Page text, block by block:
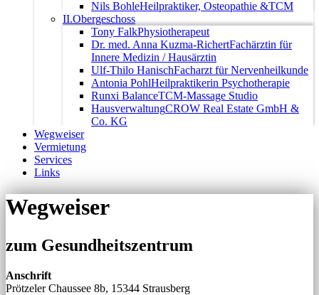
Nils BohleHeilpraktiker, Osteopathie &TCM
II.Obergeschoss
Tony FalkPhysiotherapeut
Dr. med. Anna Kuzma-RichertFachärztin für
Innere Medizin / Hausärztin
Ulf-Thilo HanischFacharzt für Nervenheilkunde
Antonia PohlHeilpraktikerin Psychotherapie
Runxi BalanceTCM-Massage Studio
HausverwaltungCROW Real Estate GmbH &
Co. KG
Wegweiser
Vermietung
Services
Links
Wegweiser
zum Gesundheitszentrum
Anschrift
Prötzeler Chaussee 8b, 15344 Strausberg